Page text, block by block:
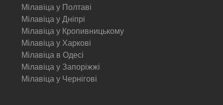
Мілавіца у Полтаві
Мілавіца у Дніпрі
Мілавіца у Кропивницькому
Мілавіца у Харкові
Мілавіца в Одесі
Мілавіца у Запоріжжі
Мілавіца у Чернігові